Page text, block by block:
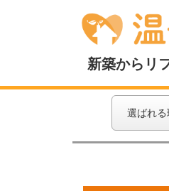
新築からリ
選ばれる